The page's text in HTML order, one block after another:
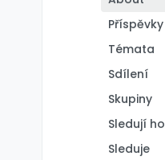
Příspěvky
Témata
Sdílení
Skupiny
Sledují ho
Sleduje